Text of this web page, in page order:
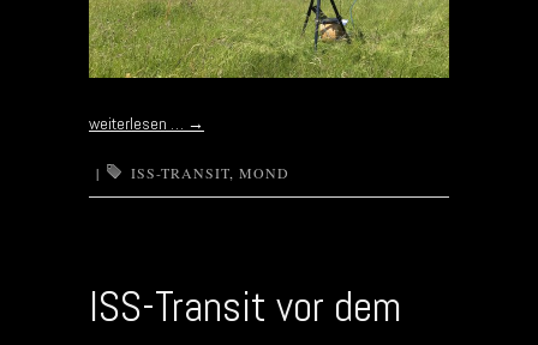
weiterlesen … →
| ISS-TRANSIT, MOND
ISS-Transit vor dem